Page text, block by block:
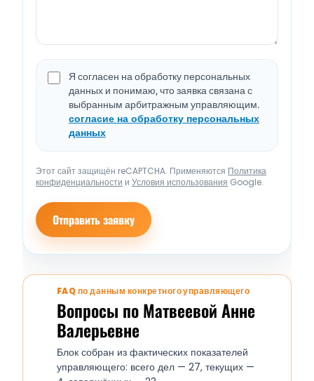
Я согласен на обработку персональных
данных и понимаю, что заявка связана с
выбранным арбитражным управляющим.
согласие на обработку персональных
данных
Этот сайт защищён reCAPTCHA. Применяются Политика
конфиденциальности и Условия использования Google.
Отправить заявку
FAQ по данным конкретного управляющего
Вопросы по Матвеевой Анне
Валерьевне
Блок собран из фактических показателей
управляющего: всего дел — 27, текущих —